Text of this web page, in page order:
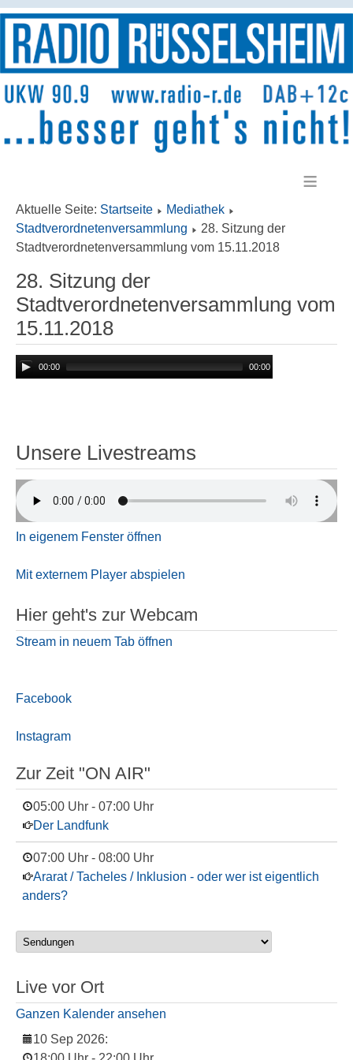
≡
Aktuelle Seite: Startseite
Mediathek
Stadtverordnetenversammlung
28. Sitzung der
Stadtverordnetenversammlung vom 15.11.2018
28. Sitzung der
Stadtverordnetenversammlung vom
15.11.2018
00:00 00:00
Unsere Livestreams
In eigenem Fenster öffnen
Mit externem Player abspielen
Hier geht's zur Webcam
Stream in neuem Tab öffnen
Facebook
Instagram
Zur Zeit "ON AIR"
05:00 Uhr - 07:00 Uhr
Der Landfunk
07:00 Uhr - 08:00 Uhr
Ararat / Tacheles / Inklusion - oder wer ist eigentlich
anders?
Live vor Ort
Ganzen Kalender ansehen
10 Sep 2026: